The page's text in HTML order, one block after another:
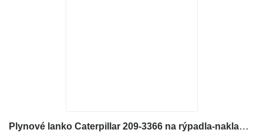
Plynové lanko Caterpillar 209-3366 na rýpadla-nakladača Caterpillar 416E